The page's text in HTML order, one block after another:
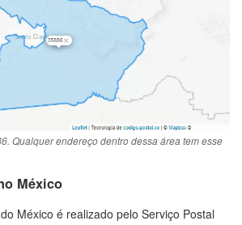
Qualquer endereço dentro dessa área tem esse
México
México é realizado pelo Serviço Postal